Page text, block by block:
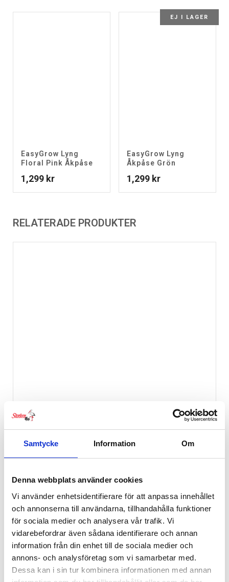
Samtycke Information Om
Denna webbplats använder cookies
Vi använder enhetsidentifierare för att anpassa innehållet
och annonserna till användarna, tillhandahålla funktioner
för sociala medier och analysera vår trafik. Vi
vidarebefordrar även sådana identifierare och annan
information från din enhet till de sociala medier och
annons- och analysföretag som vi samarbetar med.
Dessa kan i sin tur kombinera informationen med annan
EasyGrow Lyng
Floral Pink Åkpåse
1,299 kr
EJ I LAGER
EasyGrow Lyng
Åkpåse Grön
1,299 kr
RELATERADE PRODUKTER
Bugaboo Myggnät
kr